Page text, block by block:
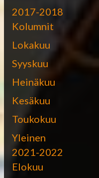
2017-2018
Kolumnit
Lokakuu
Syyskuu
Heinäkuu
Kesäkuu
Toukokuu
Yleinen
2021-2022
Elokuu